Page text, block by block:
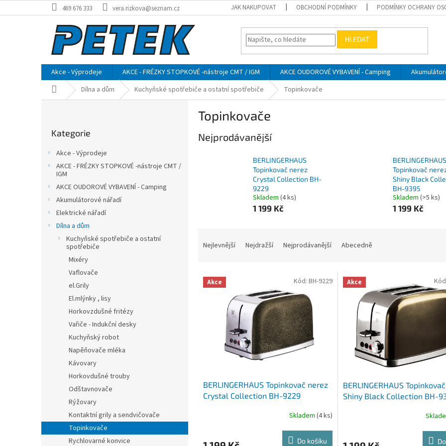
na
469 676 333 vera.rizkova@seznam.cz JAK NAKUPOVAT OBCHODNÍ PODMÍNKY PODMÍNKY OCHRANY
HLEDAT
Akce - Výprodeje AKCE - FRÉZKY STOPKOVÉ -nástroje CMT / IGM AKCE OUDOROVÉ VYBAVENÍ - Camping
Domů Dílna a dům Kuchyňské spotřebiče a ostatní spotřebiče Topinkovače
kategorie
Kategorie
Akce - Výprodeje
AKCE - FRÉZKY STOPKOVÉ -nástroje CMT /
IGM
AKCE OUDOROVÉ VYBAVENÍ - Camping
Akumulátorové nářadí
Elektrické nářadí
Dílna a dům
Kuchyňské spotřebiče a ostatní
spotřebiče
Mixéry
Vaflovače
el.Grily
El.mlýnky , lisy
Horkovzdušné fritézy
Vařiče - Indukční desky
Kuchyňský robot
Napěňovače mléka
Kávovary
Horkovdušné trouby
Odštavnovače
Rýžovary
Kontaktní grily a sendvičovače
Topinkovače
Rychlovarné konvice
Topinkovače
Nejprodávanější
BERLINGERHAUS
Topinkovač nerez
Crystal Collection BH-
9229
Skladem (4 ks)
1 199 Kč
BERLINGERHAUS
Topinkovač
Shiny Black
BH-9395
Skladem (>5 ks)
1 199 Kč
n
Nejlevnější Nejdražší Nejprodávanější Abecedně
V Akce
BERLINGERHAUS Topinkovač nerez
Crystal Collection BH-9229
Skladem (4 ks)
Do košíku
Kód: BH-9229 Akce
BERLINGERHAUS
Shiny Black Collection BH-